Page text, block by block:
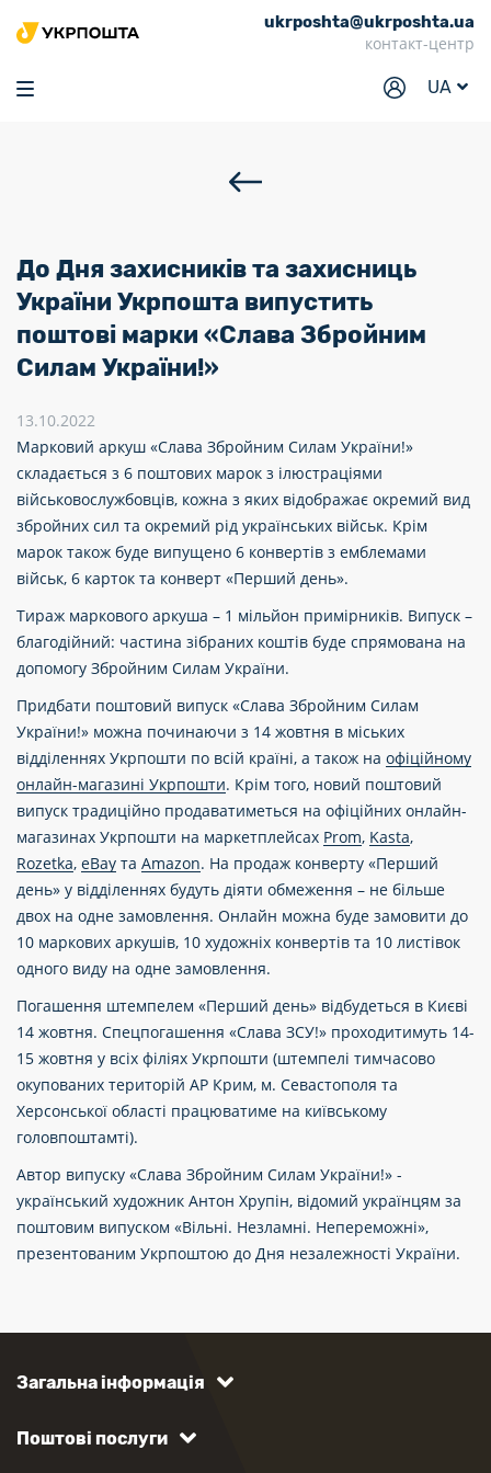
ukrposhta@ukrposhta.ua
контакт-центр
UA
Головна
Маркет
Відділення
Філателія
Кар’єра
Для бізнесу
До Дня захисників та захисниць
України Укрпошта випустить
поштові марки «Слава Збройним
Силам України!»
13.10.2022
Марковий аркуш «Слава Збройним Силам України!»
складається з 6 поштових марок з ілюстраціями
військовослужбовців, кожна з яких відображає окремий вид
збройних сил та окремий рід українських військ. Крім
марок також буде випущено 6 конвертів з емблемами
військ, 6 карток та конверт «Перший день».
Тираж маркового аркуша – 1 мільйон примірників. Випуск –
благодійний: частина зібраних коштів буде спрямована на
допомогу Збройним Силам України.
Придбати поштовий випуск «Слава Збройним Силам
України!» можна починаючи з 14 жовтня в міських
відділеннях Укрпошти по всій країні, а також на офіційному
онлайн-магазині Укрпошти. Крім того, новий поштовий
випуск традиційно продаватиметься на офіційних онлайн-
магазинах Укрпошти на маркетплейсах Prom, Kasta,
Rozetka, eBay та Amazon. На продаж конверту «Перший
день» у відділеннях будуть діяти обмеження – не більше
двох на одне замовлення. Онлайн можна буде замовити до
10 маркових аркушів, 10 художніх конвертів та 10 листівок
одного виду на одне замовлення.
Погашення штемпелем «Перший день» відбудеться в Києві
14 жовтня. Спецпогашення «Слава ЗСУ!» проходитимуть 14-
15 жовтня у всіх філіях Укрпошти (штемпелі тимчасово
окупованих територій АР Крим, м. Севастополя та
Херсонської області працюватиме на київському
головпоштамті).
Автор випуску «Слава Збройним Силам України!» -
український художник Антон Хрупін, відомий українцям за
поштовим випуском «Вільні. Незламні. Непереможні»,
презентованим Укрпоштою до Дня незалежності України.
Загальна інформація
Поштові послуги